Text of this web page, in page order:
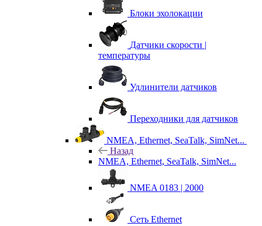
Блоки эхолокации
Датчики скорости |
температуры
Удлинители датчиков
Переходники для датчиков
NMEA, Ethernet, SeaTalk, SimNet...
Назад
NMEA, Ethernet, SeaTalk, SimNet...
NMEA 0183 | 2000
Сеть Ethernet